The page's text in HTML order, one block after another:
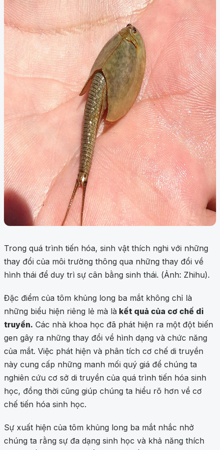
Trong quá trình tiến hóa, sinh vật thích nghi với những
thay đổi của môi trường thông qua những thay đổi về
hình thái để duy trì sự cân bằng sinh thái. (Ảnh: Zhihu).
Đặc điểm của tôm khủng long ba mắt không chỉ là
những biểu hiện riêng lẻ mà là kết quả của cơ chế di
truyền. Các nhà khoa học đã phát hiện ra một đột biến
gen gây ra những thay đổi về hình dạng và chức năng
của mắt. Việc phát hiện và phân tích cơ chế di truyền
này cung cấp những manh mối quý giá để chúng ta
nghiên cứu cơ sở di truyền của quá trình tiến hóa sinh
học, đồng thời cũng giúp chúng ta hiểu rõ hơn về cơ
chế tiến hóa sinh học.
Sự xuất hiện của tôm khủng long ba mắt nhắc nhở
chúng ta rằng sự đa dạng sinh học và khả năng thích